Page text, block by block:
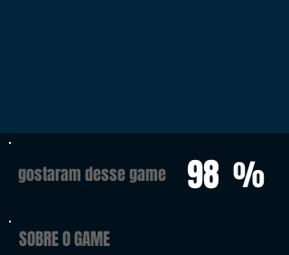
gostaram desse game 98 %
SOBRE O GAME